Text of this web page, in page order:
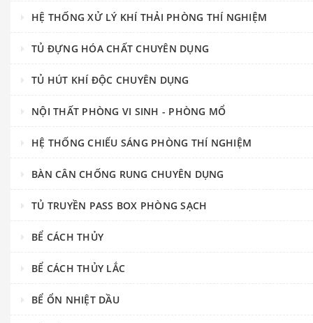
HỆ THỐNG XỬ LÝ KHÍ THẢI PHÒNG THÍ NGHIỆM
TỦ ĐỰNG HÓA CHẤT CHUYÊN DỤNG
TỦ HÚT KHÍ ĐỘC CHUYÊN DỤNG
NỘI THẤT PHÒNG VI SINH - PHÒNG MỔ
HỆ THỐNG CHIẾU SÁNG PHÒNG THÍ NGHIỆM
BÀN CÂN CHỐNG RUNG CHUYÊN DỤNG
TỦ TRUYỀN PASS BOX PHÒNG SẠCH
BỂ CÁCH THỦY
BỂ CÁCH THỦY LẮC
BỂ ỔN NHIỆT DẦU